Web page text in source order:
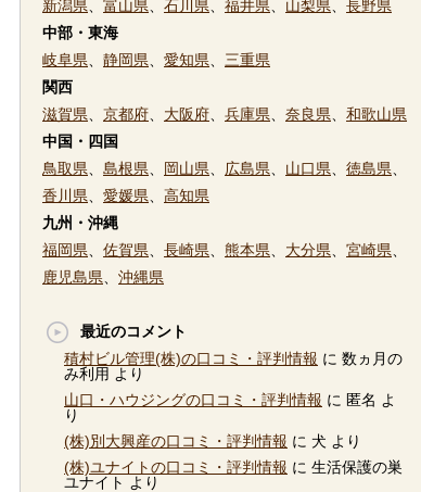
新潟県
富山県 石川県 福井県 山梨県
長野県
中部・東海
岐阜県
静岡県 愛知県
三重県
関西
滋賀県
京都府 大阪府 兵庫県 奈良県
和歌山県
中国・四国
鳥取県
島根県 岡山県 広島県 山口県 徳島県
香川県
愛媛県
高知県
九州・沖縄
福岡県
佐賀県 長崎県 熊本県 大分県 宮崎県
鹿児島県
沖縄県
最近のコメント
積村ビル管理(株)の口コミ・評判情報 に 数ヵ月の
み利用 より
山口・ハウジングの口コミ・評判情報 に 匿名 よ
り
(株)別大興産の口コミ・評判情報 に 犬 より
(株)ユナイトの口コミ・評判情報 に 生活保護の巣
ユナイト より